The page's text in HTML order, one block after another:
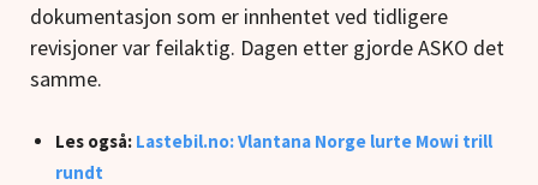
dokumentasjon som er innhentet ved tidligere
revisjoner var feilaktig. Dagen etter gjorde ASKO det
samme.
Les også: Lastebil.no: Vlantana Norge lurte Mowi trill
rundt